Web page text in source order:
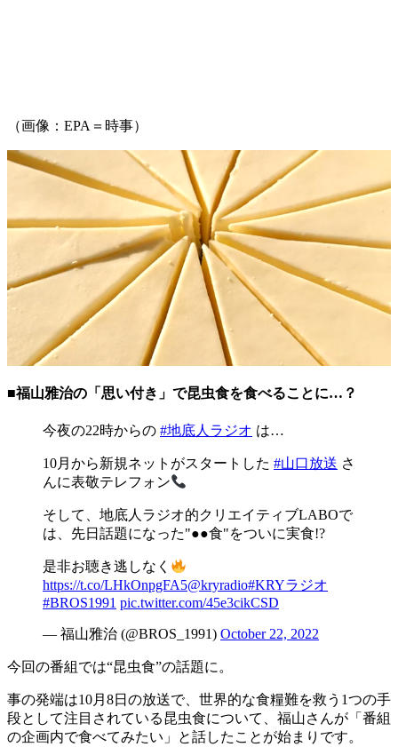
（画像：EPA＝時事）
■福山雅治の「思い付き」で昆虫食を食べることに…？
今夜の22時からの #地底人ラジオ は…
10月から新規ネットがスタートした #山口放送 さ
んに表敬テレフォン
そして、地底人ラジオ的クリエイティブLABOで
は、先日話題になった"●●食"をついに実食!?
是非お聴き逃しなく
https://t.co/LHkOnpgFA5@kryradio#KRYラジオ
#BROS1991 pic.twitter.com/45e3cikCSD
— 福山雅治 (@BROS_1991) October 22, 2022
今回の番組では“昆虫食”の話題に。
事の発端は10月8日の放送で、世界的な食糧難を救う1つの手
段として注目されている昆虫食について、福山さんが「番組
の企画内で食べてみたい」と話したことが始まりです。